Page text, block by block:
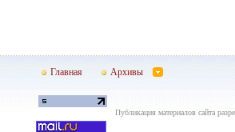
Главная Архивы
Публикация материалов сайта